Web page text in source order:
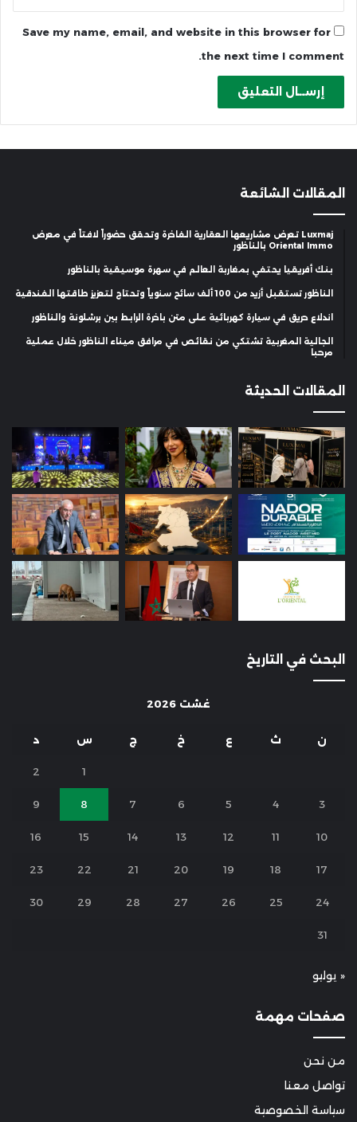
Save my name, email, and website in this browser for
the next time I comment.
المقالات الشائعة
Luxmaj تعرض مشاريعها العقارية الفاخرة وتحقق حضوراً لافتاً في معرض
Oriental Immo بالناظور
بنك أفريقيا يحتفي بمغاربة العالم في سهرة موسيقية بالناظور
الناظور تستقبل أزيد من 100 ألف سائح سنوياً وتحتاج لتعزيز طاقتها الفندقية
اندلاع حريق في سيارة كهربائية على متن باخرة الرابط بين برشلونة والناظور
الجالية المغربية تشتكي من نقائص في مرافق ميناء الناظور خلال عملية
مرحبا
المقالات الحديثة
البحث في التاريخ
غشت 2026
ن ث ع خ ج س د
1
2
3
4
5
6
7
8
9
10
11
12
13
14
15
16
17
18
19
20
21
22
23
24
25
26
27
28
29
30
31
« يوليو
صفحات مهمة
من نحن
تواصل معنا
سياسة الخصوصية